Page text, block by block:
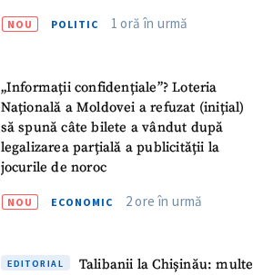
NOU POLITIC 1 oră în urmă
„Informații confidențiale”? Loteria
Națională a Moldovei a refuzat (inițial)
să spună câte bilete a vândut după
legalizarea parțială a publicității la
jocurile de noroc
NOU ECONOMIC 2 ore în urmă
EDITORIAL
Talibanii la Chișinău: multe